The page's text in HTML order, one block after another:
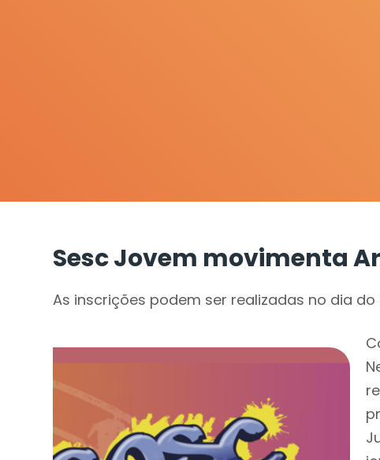
Sesc Jovem movimenta
As inscrições podem ser realizadas no dia do